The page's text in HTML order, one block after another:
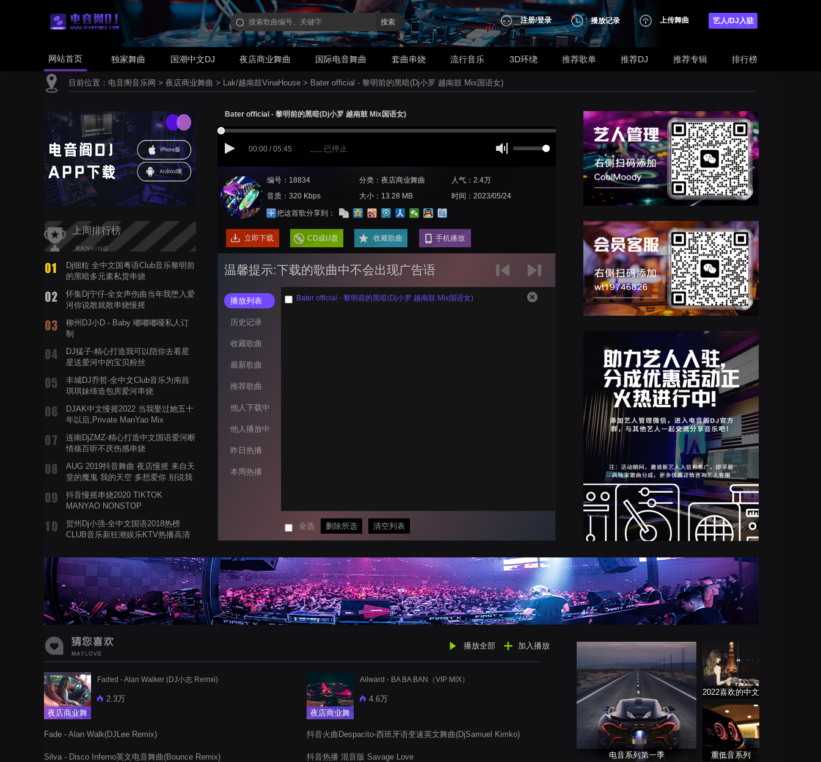
搜索 注册/登录 播放记录 上传舞曲 艺人/DJ入驻
网站首页 独家舞曲 国潮中文DJ 夜店商业舞曲 国际电音舞曲 套曲串烧 流行音乐 3D环绕 推荐歌单 推荐DJ 推荐专辑 排行榜
目前位置： 电音阁音乐网 > 夜店商业舞曲 > Lak/越南鼓VinaHouse > Bater official - 黎明前的黑暗(Dj小罗 越南鼓 Mix国语女)
上周排行榜
Dj细粒 全中文国粤语Club音乐黎明前
的黑暗多元素私货串烧
怀集Dj宁仔-全女声伤曲当年我堕入爱
河你说散就散串烧慢摇
柳州DJ小D - Baby 嘟嘟嘟哑私人订
制
DJ猛子-精心打造我可以陪你去看星
星送爱河中的宝贝粉丝
丰城DJ乔哲-全中文Club音乐为南昌
琪琪妹缔造包房爱河串烧
DJAK中文慢摇2022 当我娶过她五十
年以后,Private ManYao Mix
连南DjZMZ-精心打造中文国语爱河断
情殇百听不厌伤感串烧
AUG 2019抖音舞曲 夜店慢摇 来自天
堂的魔鬼 我的天空 多想爱你 别说我
抖音慢摇串烧2020 TIKTOK
MANYAO NONSTOP
蝉爸爸妈妈爱存在夏天的风是想你的
声音啊
贺州Dj小强-全中文国语2018热榜
CLUB音乐新狂潮娱乐KTV热播高清
Bater official - 黎明前的黑暗(Dj小罗 越南鼓 Mix国语女)
00:00 / 05:45 已停止
编号：18834 分类：夜店商业舞曲
人气：2.4万
音质：320 Kbps
大小：13.28 MB
时间：2023/05/24
把这首歌分享到：
立即下载 CD或U盘 收藏歌曲 手机播放
温馨提示:下载的歌曲中不会出现广告语
播放列表
历史记录
收藏歌曲
最新歌曲
推荐歌曲
他人下载中
他人播放中
昨日热播
本周热播
Bater official - 黎明前的黑暗(Dj小罗 越南鼓 Mix国语女)
全选 删除所选 清空列表
播放全部 加入播放
夜店商业舞
Faded - Alan Walker (DJ小志 Remxi)
2.3万
Fade - Alan Walk(DJLee Remix)
Silva - Disco Inferno英文电音舞曲(Bounce Remix)
夜店商业舞
Ailward - BA BA BAN（VIP MIX）
4.6万
抖音火曲Despacito-西班牙语变速英文舞曲(DjSamuel Kimko)
抖音热播 混音版 Savage Love 电音系列第一季
2022喜欢的中文
DJ舞曲
重低音系列